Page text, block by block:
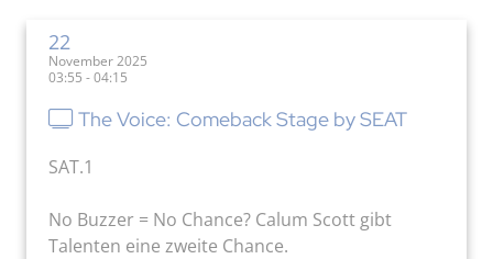
22
November 2025
03:55 - 04:15
The Voice: Comeback Stage by SEAT
SAT.1
No Buzzer = No Chance? Calum Scott gibt
Talenten eine zweite Chance.